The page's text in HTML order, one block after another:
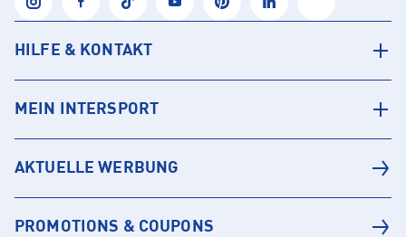
HILFE & KONTAKT
MEIN INTERSPORT
AKTUELLE WERBUNG
PROMOTIONS & COUPONS